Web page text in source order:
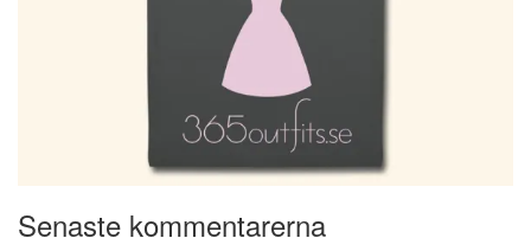
Senaste kommentarerna